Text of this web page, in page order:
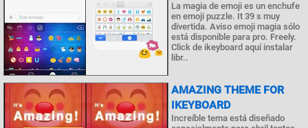
La magia de emoji es un enchufe
en emoji puzzle. It 39 s muy
divertida. Aviso emoji magia sólo
está disponible para pro. Freely.
Click de ikeyboard aquí instalar
libr..
AMAZING THEME FOR
IKEYBOARD
Increíble tema está diseñado